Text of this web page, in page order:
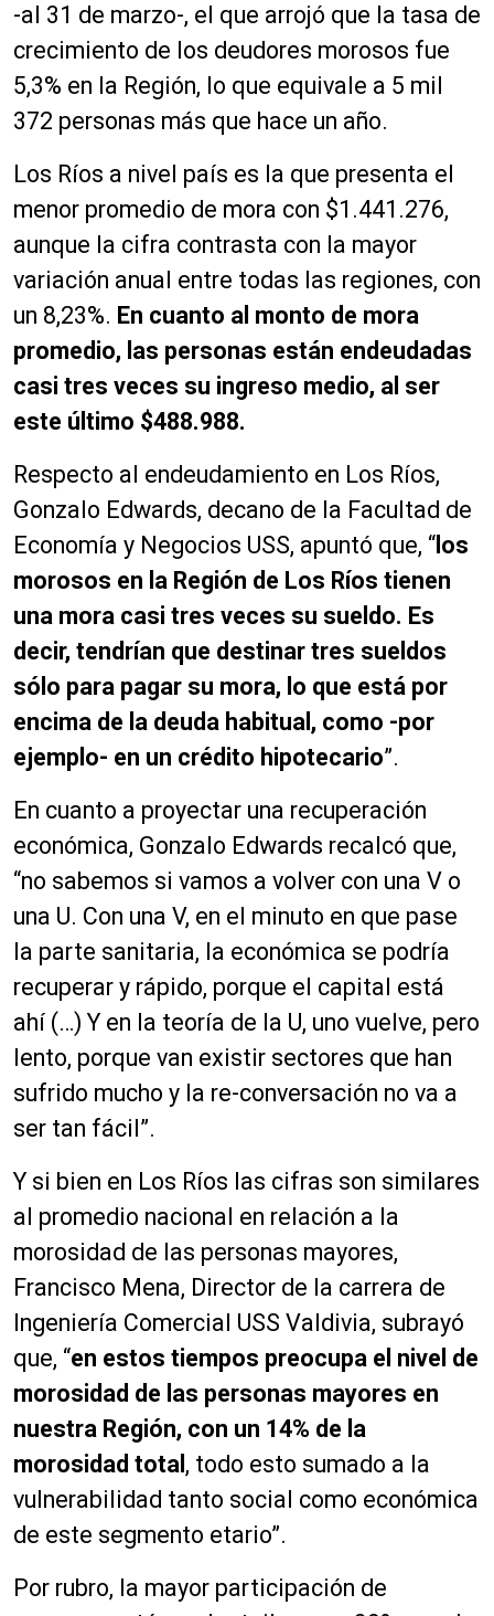
-al 31 de marzo-, el que arrojó que la tasa de
crecimiento de los deudores morosos fue
5,3% en la Región, lo que equivale a 5 mil
372 personas más que hace un año.
Los Ríos a nivel país es la que presenta el
menor promedio de mora con $1.441.276,
aunque la cifra contrasta con la mayor
variación anual entre todas las regiones, con
un 8,23%. En cuanto al monto de mora
promedio, las personas están endeudadas
casi tres veces su ingreso medio, al ser
este último $488.988.
Respecto al endeudamiento en Los Ríos,
Gonzalo Edwards, decano de la Facultad de
Economía y Negocios USS, apuntó que, “ los
morosos en la Región de Los Ríos tienen
una mora casi tres veces su sueldo. Es
decir, tendrían que destinar tres sueldos
sólo para pagar su mora, lo que está por
encima de la deuda habitual, como -por
ejemplo- en un crédito hipotecario”.
En cuanto a proyectar una recuperación
económica, Gonzalo Edwards recalcó que,
“no sabemos si vamos a volver con una V o
una U. Con una V, en el minuto en que pase
la parte sanitaria, la económica se podría
recuperar y rápido, porque el capital está
ahí (…) Y en la teoría de la U, uno vuelve, pero
lento, porque van existir sectores que han
sufrido mucho y la re-conversación no va a
ser tan fácil”.
Y si bien en Los Ríos las cifras son similares
al promedio nacional en relación a la
morosidad de las personas mayores,
Francisco Mena, Director de la carrera de
Ingeniería Comercial USS Valdivia, subrayó
que, “en estos tiempos preocupa el nivel de
morosidad de las personas mayores en
nuestra Región, con un 14% de la
morosidad total , todo esto sumado a la
vulnerabilidad tanto social como económica
de este segmento etario”.
Por rubro, la mayor participación de